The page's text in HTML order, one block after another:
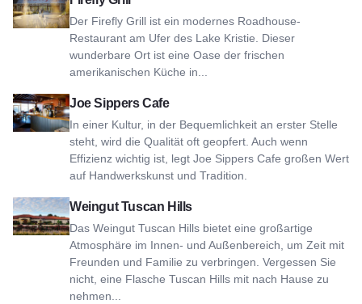
Der Firefly Grill ist ein modernes Roadhouse-
Restaurant am Ufer des Lake Kristie. Dieser
wunderbare Ort ist eine Oase der frischen
amerikanischen Küche in...
Joe Sippers Cafe
In einer Kultur, in der Bequemlichkeit an erster Stelle
steht, wird die Qualität oft geopfert. Auch wenn
Effizienz wichtig ist, legt Joe Sippers Cafe großen Wert
auf Handwerkskunst und Tradition.
Ansicht Joe Sippers Cafe
Weingut Tuscan Hills
Das Weingut Tuscan Hills bietet eine großartige
Atmosphäre im Innen- und Außenbereich, um Zeit mit
Freunden und Familie zu verbringen. Vergessen Sie
nicht, eine Flasche Tuscan Hills mit nach Hause zu
nehmen...
Siehe Weingut Tuscan Hills